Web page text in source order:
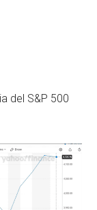
del S&P 500